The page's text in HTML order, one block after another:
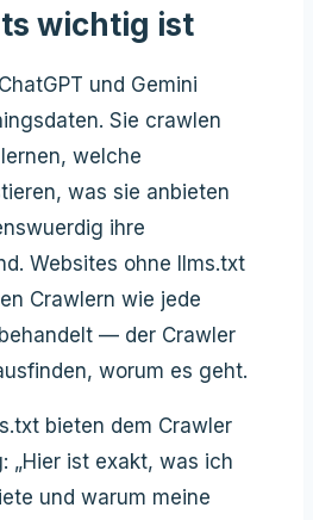
wichtig ist
und Gemini
Sie crawlen
welche
was sie anbieten
ihre
Websites ohne llms.txt
Crawlern wie jede
— der Crawler
worum es geht.
bieten dem Crawler
„Hier ist exakt, was ich
und warum meine